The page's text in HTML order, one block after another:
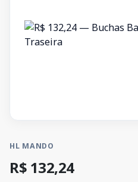
HL MANDO
R$ 132,24